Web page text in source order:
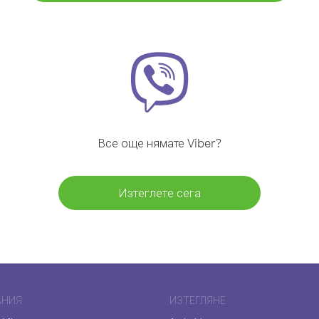
Все още нямате Viber?
Изтеглете сега
ИЗТЕГЛЯНЕ